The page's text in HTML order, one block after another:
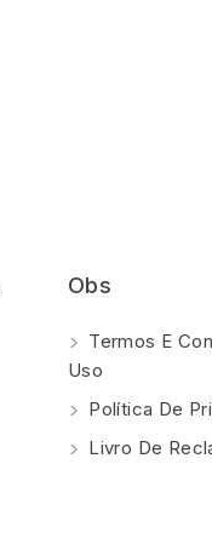
Obs
Termos E
Uso
Polí­tica De
Livro De